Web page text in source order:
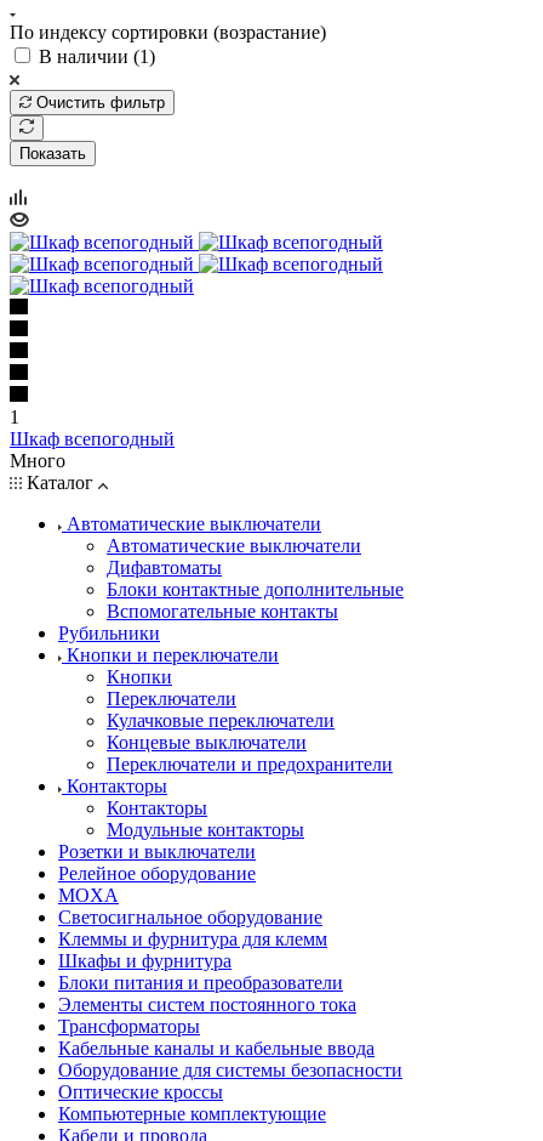
По индексу сортировки (возрастание)
В наличии (1)
Очистить фильтр
Показать
1
Шкаф всепогодный
Много
Каталог
Автоматические выключатели
Автоматические выключатели
Дифавтоматы
Блоки контактные дополнительные
Вспомогательные контакты
Рубильники
Кнопки и переключатели
Кнопки
Переключатели
Кулачковые переключатели
Концевые выключатели
Переключатели и предохранители
Контакторы
Контакторы
Модульные контакторы
Розетки и выключатели
Релейное оборудование
MOXA
Светосигнальное оборудование
Клеммы и фурнитура для клемм
Шкафы и фурнитура
Блоки питания и преобразователи
Элементы систем постоянного тока
Трансформаторы
Кабельные каналы и кабельные ввода
Оборудование для системы безопасности
Оптические кроссы
Компьютерные комплектующие
Кабели и провода